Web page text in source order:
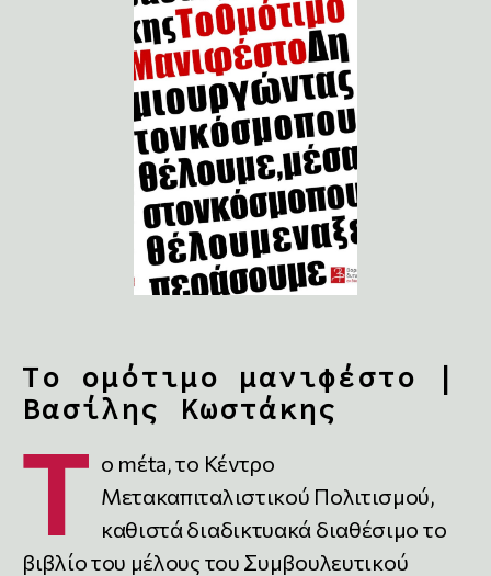
Το ομότιμο μανιφέστο |
Βασίλης Κωστάκης
Τ ο mέta, το Κέντρο
Μετακαπιταλιστικού Πολιτισμού,
καθιστά διαδικτυακά διαθέσιμο το
βιβλίο του μέλους του Συμβουλευτικού